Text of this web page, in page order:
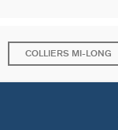
COLLIERS MI-LONG